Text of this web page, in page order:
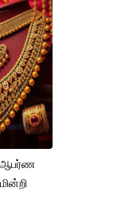
ஆபர்ண